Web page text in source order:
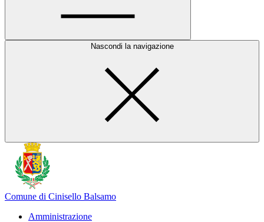
Nascondi la navigazione
Comune di Cinisello Balsamo
Amministrazione